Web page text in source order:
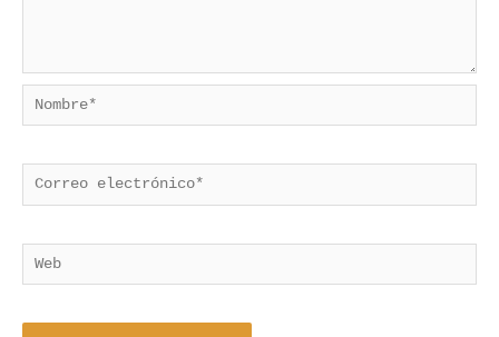
Nombre*
Correo
electrónico*
Web